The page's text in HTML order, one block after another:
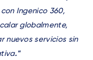
Ingenico 360,
globalmente,
nuevos servicios sin
."